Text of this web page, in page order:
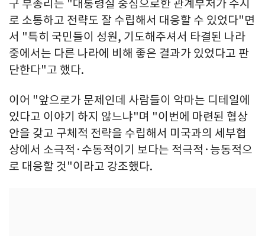
구 부총리는 "대통령실 중심으로한 관계부처가 수시
로 소통하고 전략도 잘 수립해서 대응할 수 있었다"면
서 "특히 국민들이 성원, 기도해주셔서 타결된 나라
중에서는 다른 나라에 비해 좋은 결과가 있었다고 판
단한다"고 했다.
이어 "앞으로가 문제인데 사람들이 악마는 디테일에
있다고 이야기 하지 않느냐"며 "이번에 마련된 협상
안을 갖고 구체적 전략을 수립해서 미국과의 세부협
상에서 소극적·수동적이기 보다는 적극적·능동적으
로 대응할 것"이라고 강조했다.